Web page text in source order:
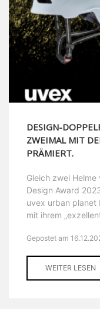
DESIGN-
ZWEIMAL MIT
PRÄMIERT.
Gleich zwei
Design Award
uvex urban planet
mit ihrem
Gepostet am
WEITER LESEN